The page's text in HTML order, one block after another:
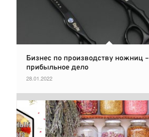
Бизнес по производству ножниц –
прибыльное дело
28.01.2022